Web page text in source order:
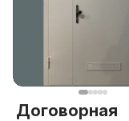
Договорная